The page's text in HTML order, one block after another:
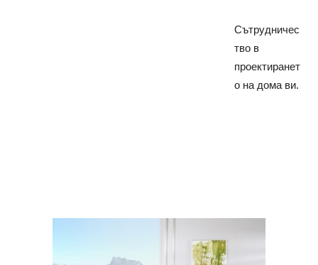
Сътрудничес
тво в
проектиранет
о на дома ви.